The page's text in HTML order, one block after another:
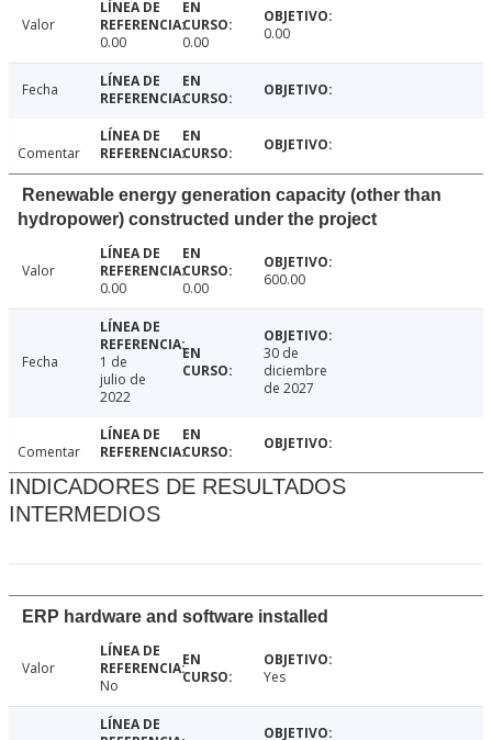
Valor
0.00
0.00 0.00
Fecha
Comentar
Renewable energy generation capacity (other than
hydropower) constructed under the project
Valor
0.00
0.00 600.00
Fecha
1 de
julio de
2022
30 de
diciembre
de 2027
Comentar
INDICADORES DE RESULTADOS
INTERMEDIOS
ERP hardware and software installed
Valor
No
Yes